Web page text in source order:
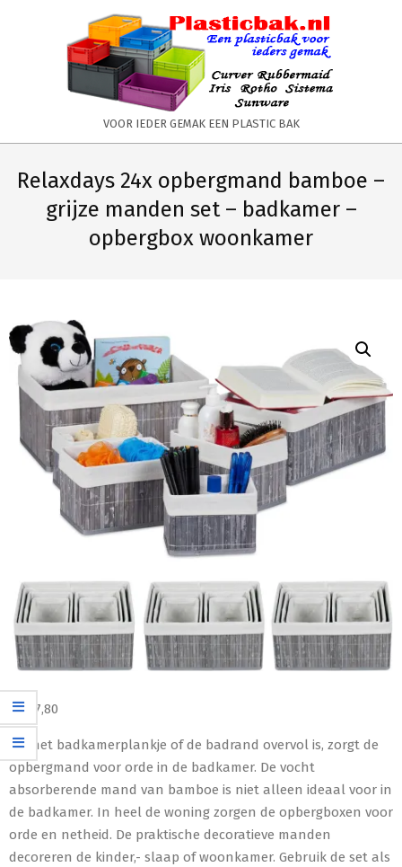
PLASTICBAK.NL
VOOR IEDER GEMAK EEN PLASTIC BAK
Navigation
Navigation
Relaxdays 24x opbergmand bamboe –
grijze manden set – badkamer –
opbergbox woonkamer
€107,80
Als het badkamerplankje of de badrand overvol is, zorgt de
opbergmand voor orde in de badkamer. De vocht
absorberende mand van bamboe is niet alleen ideaal voor in
de badkamer. In heel de woning zorgen de opbergboxen voor
orde en netheid. De praktische decoratieve manden
decoreren de kinder,- slaap of woonkamer. Gebruik de set als